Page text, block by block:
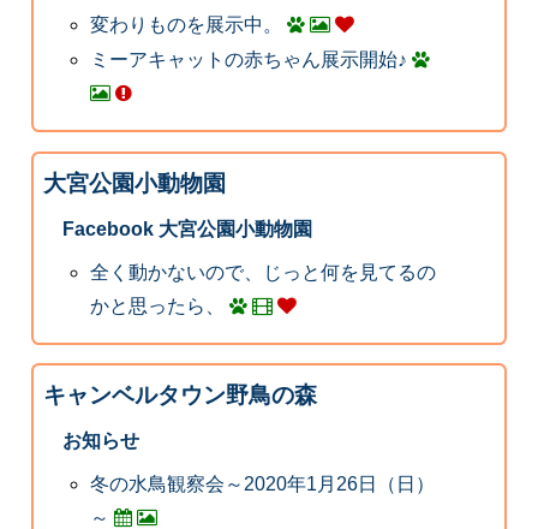
変わりものを展示中。
ミーアキャットの赤ちゃん展示開始♪
大宮公園小動物園
Facebook 大宮公園小動物園
全く動かないので、じっと何を見てるの
かと思ったら、
キャンベルタウン野鳥の森
お知らせ
冬の水鳥観察会～2020年1月26日（日）
～